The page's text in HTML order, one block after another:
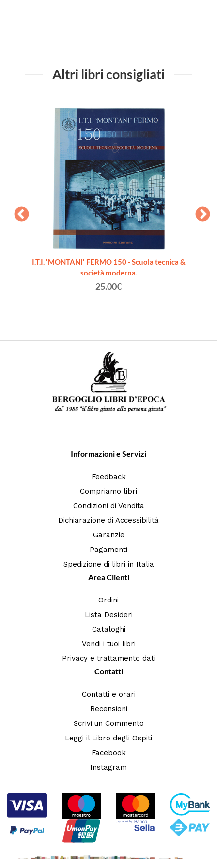
Altri libri consigliati
I.T.I. 'MONTANI' FERMO 150 - Scuola tecnica &
società moderna.
25.00€
Informazioni e Servizi
Feedback
Compriamo libri
Condizioni di Vendita
Dichiarazione di Accessibilità
Garanzie
Pagamenti
Spedizione di libri in Italia
Area Clienti
Ordini
Lista Desideri
Cataloghi
Vendi i tuoi libri
Privacy e trattamento dati
Contatti
Contatti e orari
Recensioni
Scrivi un Commento
Leggi il Libro degli Ospiti
Facebook
Instagram